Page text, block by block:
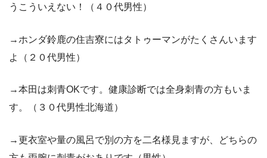
うこういえない！（４０代男性）
→ホンダ鈴鹿の住吉寮にはタトゥーマンがたくさんいます
よ（２０代男性）
→本田は刺青OKです。健康診断では全身刺青の方もいま
す。（３０代男性北海道）
→更衣室や量の風呂で別の方を二名様見ますが、どちらの